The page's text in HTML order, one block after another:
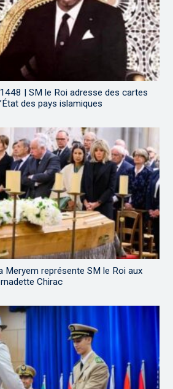
| SM le Roi adresse des cartes
des pays islamiques
Meryem représente SM le Roi aux
Chirac